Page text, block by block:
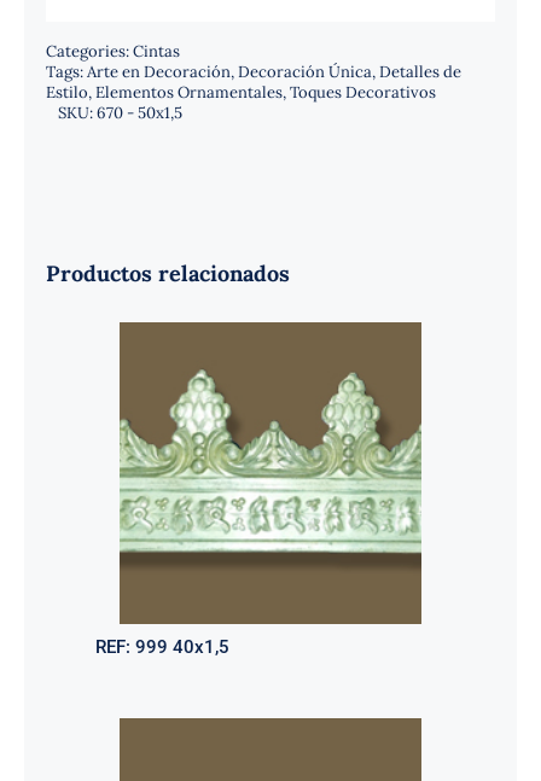
Categories:Cintas
Tags:Arte en Decoración,Decoración Única,Detalles de
Estilo,Elementos Ornamentales,Toques Decorativos
SKU:670 - 50x1,5
Productos relacionados
REF: 999 40x1,5